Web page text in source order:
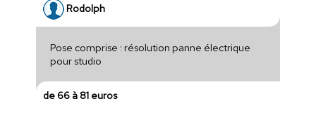
Rodolph
Pose comprise : résolution panne électrique
pour studio
de 66 à 81 euros